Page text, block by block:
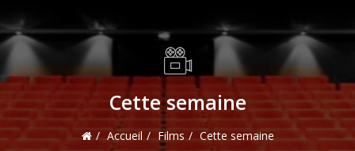
Cette semaine
Accueil Films Cette semaine